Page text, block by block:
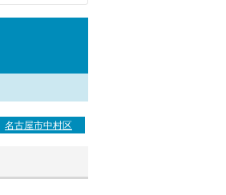
名古屋市中村区